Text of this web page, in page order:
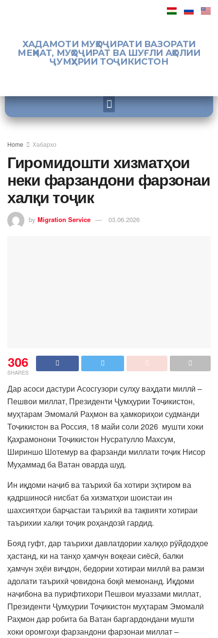
ХАДАМОТИ МУҲОҶИРАТИ ВАЗОРАТИ
МЕҲНАТ, МУҲОҶИРАТ ВА ШУҒЛИ АҲОЛИИ
ҶУМҲУРИИ ТОҶИКИСТОН
Home Хабархо
Гиромидошти хизматҳои
неки фарзандони фарзонаи
халқи тоҷик
by Migration Service 03.06.2026
306
SHARES
Дар асоси дастури Асосгузори сулҳу ваҳдати миллӣ –
Пешвои миллат, Президенти Ҷумҳурии Тоҷикистон,
муҳтарам Эмомалӣ Раҳмон ва ҳамкориҳои судманди
Тоҷикистон ва Россия, 18 майи соли 2026 мушти хоки
Қаҳрамонони Тоҷикистон Нусратулло Махсум,
Шириншо Шотемур ва фарзанди миллати тоҷик Нисор
Муҳаммад ба Ватан оварда шуд.
Ин иқдоми наҷиб ва таърихӣ ба хотири эҳтиром ва
қадршиносӣ нисбат ба хизматҳои шоистаи ин
шахсиятҳои барҷастаи таърихӣ ва тақвияти хотираи
таърихии халқи тоҷик роҳандозӣ гардид.
Бояд гуфт, дар таърихи давлатдории халқҳо рӯйдодҳое
ҳастанд, ки на танҳо ҳамчун воқеаи сиёсӣ, балки
ҳамчун эҳёи виҷдон, бедории хотираи миллӣ ва рамзи
адолати таърихӣ ҷовидона боқӣ мемонанд. Иқдоми
наҷибона ва пурифтихори Пешвои муаззами миллат,
Президенти Ҷумҳурии Тоҷикистон муҳтарам Эмомалӣ
Раҳмон дар робита ба Ватан баргардондани мушти
хоки оромгоҳи фарзандони фарзонаи миллат –